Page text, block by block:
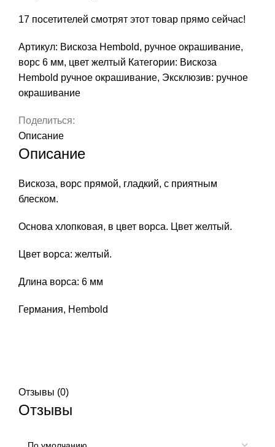
17 посетителей смотрят этот товар прямо сейчас!
Артикул: Вискоза Hembold, ручное окрашивание,
ворс 6 мм, цвет желтый Категории: Вискоза
Hembold ручное окрашивание, Эксклюзив: ручное
окрашивание
Поделиться:
Описание
Описание
Вискоза, ворс прямой, гладкий, с приятным
блеском.
Основа хлопковая, в цвет ворса. Цвет желтый.
Цвет ворса: желтый.
Длина ворса: 6 мм
Германия, Hembold
Отзывы (0)
Отзывы